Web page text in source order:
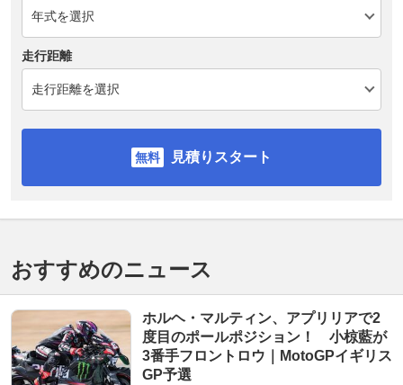
走行距離
見積りスタート
おすすめのニュース
ホルヘ・マルティン、アプリリアで2
度目のポールポジション！ 小椋藍が
3番手フロントロウ｜MotoGPイギリス
GP予選